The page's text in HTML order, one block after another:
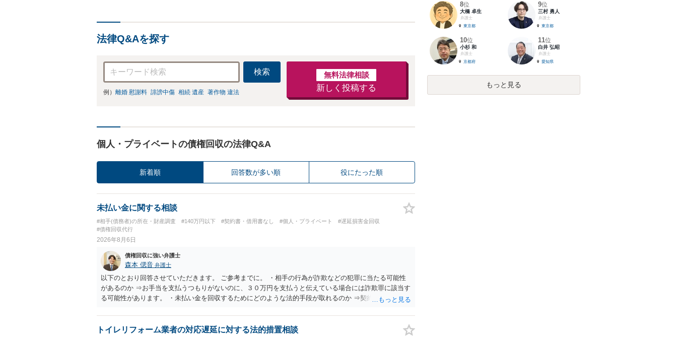
法律Q&Aを探す
検索
例） 離婚 慰謝料 誹謗中傷 相続 遺産 著作物 違法
無料法律相談
新しく投稿する
個人・プライベートの債権回収の法律Q&A
新着順 回答数が多い順 役にたった順
未払い金に関する相談
#相手(債務者)の所在・財産調査 #140万円以下 #契約書・借用書なし #個人・プライベート
#遅延損害金回収
#債権回収代行
2026年8月6日
債権回収に強い弁護士
森本 偲音 弁護士
以下のとおり回答させていただきます。 ご参考までに。 ・相手の行為が詐欺などの犯罪に当たる可能性
があるのか ⇒お手当を支払うつもりがないのに、３０万円を支払うと伝えている場合には詐欺罪に該当す
る可能性があります。 ・未払い金を回収するためにどのような法的手段が取れるのか ⇒契約に基づく履
であるため、公序良俗に反する契約として 民法上無効（民法９０条）となるため、相手方に請求できな
い可能性が高いです。 ・相手の氏名や住所が分からない状態でも対応可能なのか ⇒訴訟等の裁判上の手
トイレリフォーム業者の対応遅延に対する法的措置相談
8位
大橋 卓生
弁護士
東京都
9位
三村 勇人
弁護士
東京都
10位
小杉 和
弁護士
京都府
11位
白井 弘昭
弁護士
愛知県
もっと見る